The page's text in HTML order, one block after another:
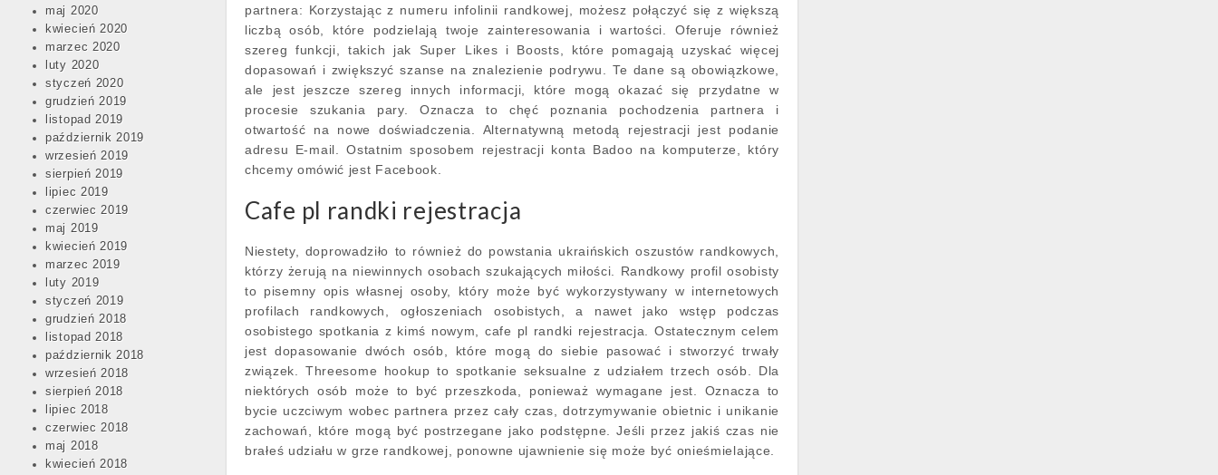
maj 2020
kwiecień 2020
marzec 2020
luty 2020
styczeń 2020
grudzień 2019
listopad 2019
październik 2019
wrzesień 2019
sierpień 2019
lipiec 2019
czerwiec 2019
maj 2019
kwiecień 2019
marzec 2019
luty 2019
styczeń 2019
grudzień 2018
listopad 2018
październik 2018
wrzesień 2018
sierpień 2018
lipiec 2018
czerwiec 2018
maj 2018
kwiecień 2018
partnera: Korzystając z numeru infolinii randkowej, możesz połączyć się z większą
liczbą osób, które podzielają twoje zainteresowania i wartości. Oferuje również
szereg funkcji, takich jak Super Likes i Boosts, które pomagają uzyskać więcej
dopasowań i zwiększyć szanse na znalezienie podrywu. Te dane są obowiązkowe,
ale jest jeszcze szereg innych informacji, które mogą okazać się przydatne w
procesie szukania pary. Oznacza to chęć poznania pochodzenia partnera i
otwartość na nowe doświadczenia. Alternatywną metodą rejestracji jest podanie
adresu E-mail. Ostatnim sposobem rejestracji konta Badoo na komputerze, który
chcemy omówić jest Facebook.
Cafe pl randki rejestracja
Niestety, doprowadziło to również do powstania ukraińskich oszustów randkowych,
którzy żerują na niewinnych osobach szukających miłości. Randkowy profil osobisty
to pisemny opis własnej osoby, który może być wykorzystywany w internetowych
profilach randkowych, ogłoszeniach osobistych, a nawet jako wstęp podczas
osobistego spotkania z kimś nowym, cafe pl randki rejestracja. Ostatecznym celem
jest dopasowanie dwóch osób, które mogą do siebie pasować i stworzyć trwały
związek. Threesome hookup to spotkanie seksualne z udziałem trzech osób. Dla
niektórych osób może to być przeszkoda, ponieważ wymagane jest. Oznacza to
bycie uczciwym wobec partnera przez cały czas, dotrzymywanie obietnic i unikanie
zachowań, które mogą być postrzegane jako podstępne. Jeśli przez jakiś czas nie
brałeś udziału w grze randkowej, ponowne ujawnienie się może być onieśmielające.